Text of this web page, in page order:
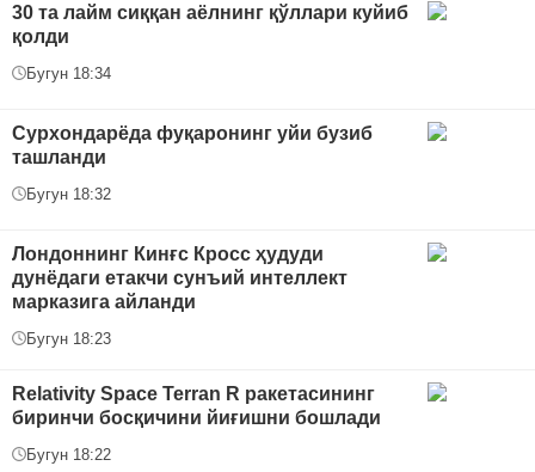
30 та лайм сиққан аёлнинг қўллари куйиб
қолди
Бугун 18:34
Сурхондарёда фуқаронинг уйи бузиб
ташланди
Бугун 18:32
Лондоннинг Кинғс Кросс ҳудуди
дунёдаги етакчи сунъий интеллект
марказига айланди
Бугун 18:23
Relativity Space Terran R ракетасининг
биринчи босқичини йиғишни бошлади
Бугун 18:22